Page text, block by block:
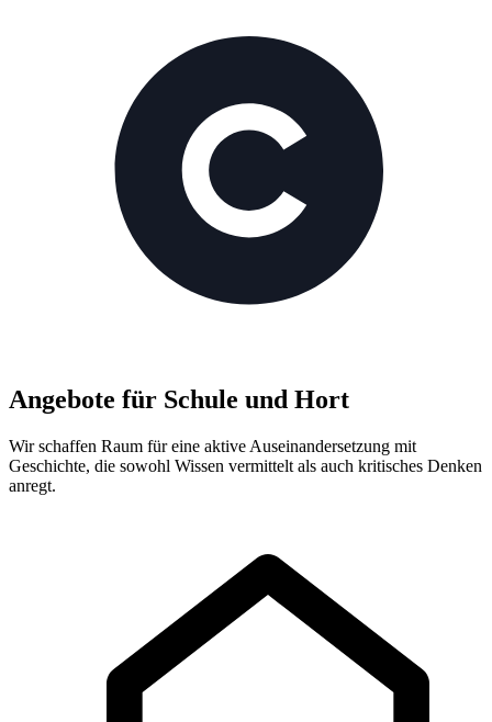
Angebote für Schule und Hort
Wir schaffen Raum für eine aktive Auseinandersetzung mit
Geschichte, die sowohl Wissen vermittelt als auch kritisches Denken
anregt.